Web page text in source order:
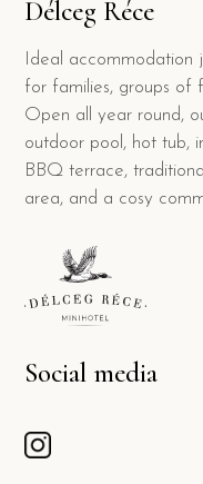
Délceg Réce
Ideal accommodation
for families, groups of
Open all year round,
outdoor pool, hot tub,
BBQ terrace,
area, and a cosy
Social media